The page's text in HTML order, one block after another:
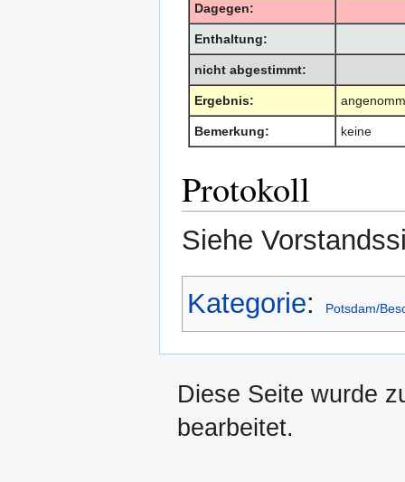
Dagegen:
Enthaltung:
nicht abgestimmt:
Ergebnis:
Bemerkung: keine
Protokoll
Siehe
Kategorie: Potsdam/
Diese Seite wurde
bearbeitet.